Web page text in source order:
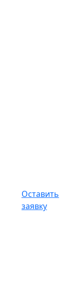
Оставить
заявку